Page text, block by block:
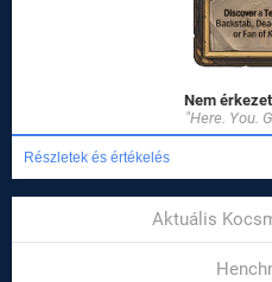
Nem
"Here. You.
Részletek és értékelés
Aktuális